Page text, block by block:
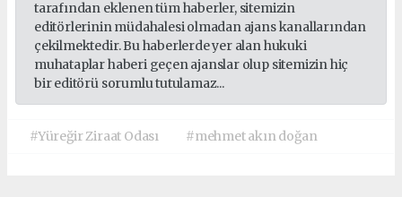
tarafından eklenen tüm haberler, sitemizin
editörlerinin müdahalesi olmadan ajans kanallarından
çekilmektedir. Bu haberlerde yer alan hukuki
muhataplar haberi geçen ajanslar olup sitemizin hiç
bir editörü sorumlu tutulamaz...
#Yüreğir Ziraat Odası #mehmet akın doğan